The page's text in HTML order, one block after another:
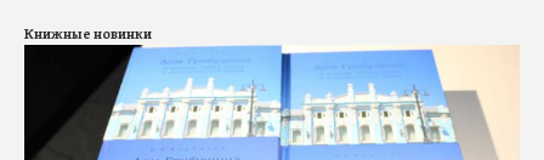
Книжные новинки